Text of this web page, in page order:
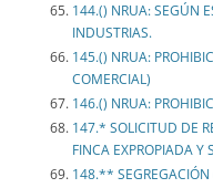
144.() NRUA: SEGÚN
INDUSTRIAS.
145.() NRUA:
COMERCIAL)
146.() NRUA:
147.* SOLICITUD DE
FINCA EXPROPIADA Y
148.**